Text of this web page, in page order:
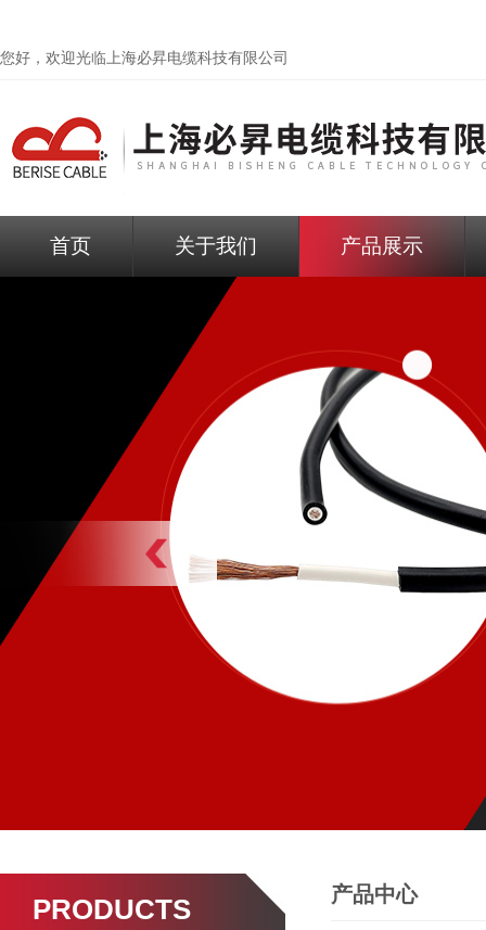
您好，欢迎光临上海必昇电缆科技有限公司
首页 关于我们 产品展示
PRODUCTS 产品中心